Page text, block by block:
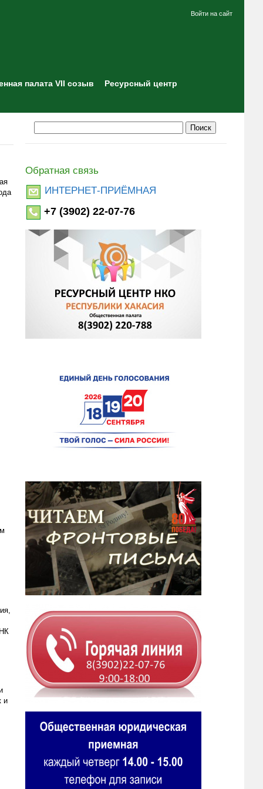
Войти на сайт
палата VII созыв Ресурсный центр
и
Обратная связь
ИНТЕРНЕТ-ПРИЁМНАЯ
+7 (3902) 22-07-76